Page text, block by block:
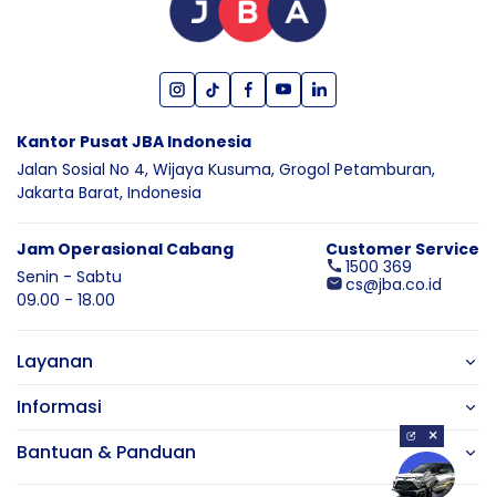
Kantor Pusat JBA Indonesia
Jalan Sosial No 4, Wijaya Kusuma, Grogol Petamburan,
Jakarta Barat, Indonesia
Jam Operasional Cabang
Senin - Sabtu
09.00 - 18.00
Customer Service
1500 369
cs@jba.co.id
Layanan
Informasi
Bantuan & Panduan
×